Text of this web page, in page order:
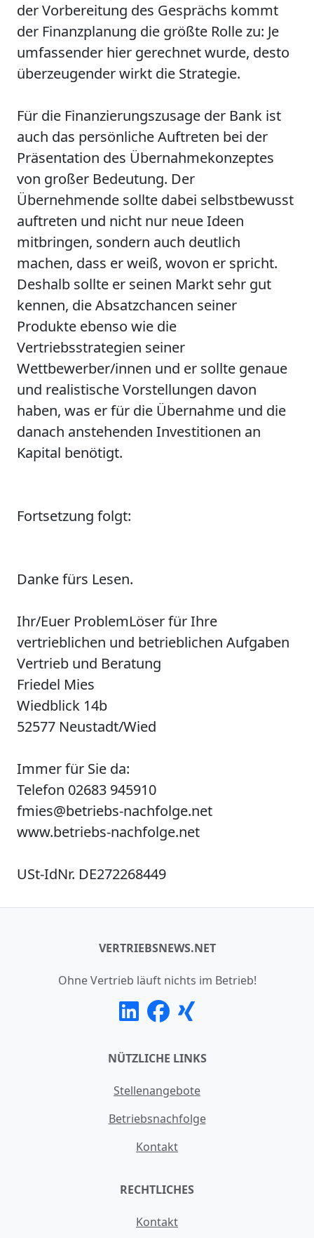
der Vorbereitung des Gesprächs kommt
der Finanzplanung die größte Rolle zu: Je
umfassender hier gerechnet wurde, desto
überzeugender wirkt die Strategie.
Für die Finanzierungszusage der Bank ist
auch das persönliche Auftreten bei der
Präsentation des Übernahmekonzeptes
von großer Bedeutung. Der
Übernehmende sollte dabei selbstbewusst
auftreten und nicht nur neue Ideen
mitbringen, sondern auch deutlich
machen, dass er weiß, wovon er spricht.
Deshalb sollte er seinen Markt sehr gut
kennen, die Absatzchancen seiner
Produkte ebenso wie die
Vertriebsstrategien seiner
Wettbewerber/innen und er sollte genaue
und realistische Vorstellungen davon
haben, was er für die Übernahme und die
danach anstehenden Investitionen an
Kapital benötigt.
Fortsetzung folgt:
Danke fürs Lesen.
Ihr/Euer ProblemLöser für Ihre
vertrieblichen und betrieblichen Aufgaben
Vertrieb und Beratung
Friedel Mies
Wiedblick 14b
52577 Neustadt/Wied
Immer für Sie da:
Telefon 02683 945910
fmies@betriebs-nachfolge.net
www.betriebs-nachfolge.net
USt-IdNr. DE272268449
VERTRIEBSNEWS.NET
Ohne Vertrieb läuft nichts im Betrieb!
NÜTZLICHE LINKS
Stellenangebote
Betriebsnachfolge
Kontakt
RECHTLICHES
Kontakt